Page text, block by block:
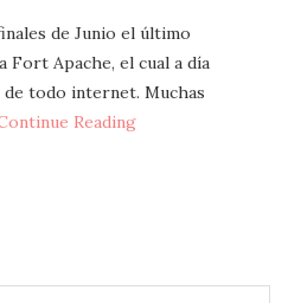
de Junio el último
Fort Apache, el cual a día
todo internet. Muchas
Reading